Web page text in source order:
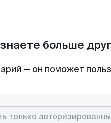
больше
— он поможет